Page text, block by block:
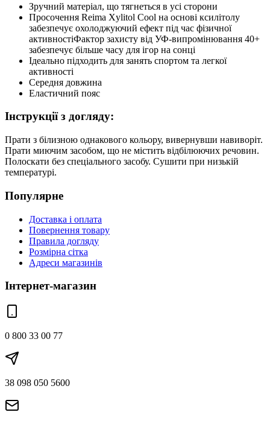
Зручний матеріал, що тягнеться в усі сторони
Просочення Reima Xylitol Cool на основі ксилітолу
забезпечує охолоджуючий ефект під час фізичної
активностіФактор захисту від УФ-випромінювання 40+
забезпечує більше часу для ігор на сонці
Ідеально підходить для занять спортом та легкої
активності
Середня довжина
Еластичний пояс
Інструкції з догляду:
Прати з білизною однакового кольору, вивернувши навиворіт.
Прати миючим засобом, що не містить відбілюючих речовин.
Полоскати без спеціального засобу. Сушити при низькій
температурі.
Популярне
Доставка і оплата
Повернення товару
Правила догляду
Розмірна сітка
Адреси магазинів
Інтернет-магазин
0 800 33 00 77
38 098 050 5600